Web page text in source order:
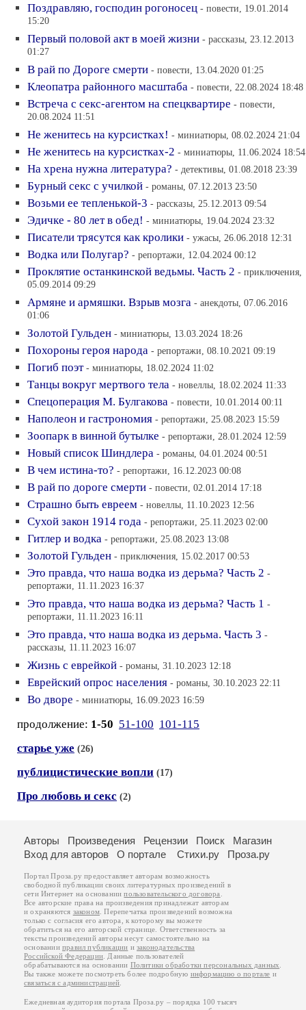
Поздравляю, господин рогоносец - повести, 19.01.2014
15:20
Первый половой акт в моей жизни - рассказы, 23.12.2013
01:27
В рай по Дороге смерти - повести, 13.04.2020 01:25
Клеопатра районного масштаба - повести, 22.08.2024 18:48
Встреча с секс-агентом на спецквартире - повести,
20.08.2024 11:51
Не женитесь на курсистках! - миниатюры, 08.02.2024 21:04
Не женитесь на курсистках-2 - миниатюры, 11.06.2024 18:54
На хрена нужна литература? - детективы, 01.08.2018 23:39
Бурный секс с училкой - романы, 07.12.2013 23:50
Возьми ее тепленькой-3 - рассказы, 25.12.2013 09:54
Эдичке - 80 лет в обед! - миниатюры, 19.04.2024 23:32
Писатели трясутся как кролики - ужасы, 26.06.2018 12:31
Водка или Полугар? - репортажи, 12.04.2024 00:12
Проклятие останкинской ведьмы. Часть 2 - приключения,
05.09.2014 09:29
Армяне и армяшки. Взрыв мозга - анекдоты, 07.06.2016
01:06
Золотой Гульден - миниатюры, 13.03.2024 18:26
Похороны героя народа - репортажи, 08.10.2021 09:19
Погиб поэт - миниатюры, 18.02.2024 11:02
Танцы вокруг мертвого тела - новеллы, 18.02.2024 11:33
Спецоперация М. Булгакова - повести, 10.01.2014 00:11
Наполеон и гастрономия - репортажи, 25.08.2023 15:59
Зоопарк в винной бутылке - репортажи, 28.01.2024 12:59
Новый список Шиндлера - романы, 04.01.2024 00:51
В чем истина-то? - репортажи, 16.12.2023 00:08
В рай по дороге смерти - повести, 02.01.2014 17:18
Страшно быть евреем - новеллы, 11.10.2023 12:56
Сухой закон 1914 года - репортажи, 25.11.2023 02:00
Гитлер и водка - репортажи, 25.08.2023 13:08
Золотой Гульден - приключения, 15.02.2017 00:53
Это правда, что наша водка из дерьма? Часть 2 -
репортажи, 11.11.2023 16:37
Это правда, что наша водка из дерьма? Часть 1 -
репортажи, 11.11.2023 16:11
Это правда, что наша водка из дерьма. Часть 3 -
рассказы, 11.11.2023 16:07
Жизнь с еврейкой - романы, 31.10.2023 12:18
Еврейский опрос населения - романы, 30.10.2023 22:11
Во дворе - миниатюры, 16.09.2023 16:59
продолжение: 1-50 51-100 101-115
старье уже (26)
публицистические вопли (17)
Про любовь и секс (2)
Авторы Произведения Рецензии Поиск
Магазин
Вход для авторов
О портале Стихи.ру Проза.ру
Портал Проза.ру предоставляет авторам возможность
свободной публикации своих литературных произведений в
сети Интернет на основаниипользовательского договора
Все авторские права на произведения принадлежат авторам
и охраняются законом . Перепечатка произведений возможна
только с согласия его автора, к которому вы можете
обратиться на его авторской странице. Ответственность за
тексты произведений авторы несут самостоятельно на
основанииправил публикации изаконодательства
Российской Федерации . Данные пользователей
обрабатываются на основании Политики обработки персональных данных
Вы также можете посмотреть более подробную информацию о портале и
связаться с администрацией
Ежедневная аудитория портала Проза.ру – порядка 100 тысяч